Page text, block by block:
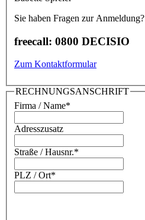
Sie haben Fragen zur Anmeldung?
freecall: 0800 DECISIO
Zum Kontaktformular
RECHNUNGSANSCHRIFT
Firma / Name*
Adresszusatz
Straße / Hausnr.*
PLZ / Ort*